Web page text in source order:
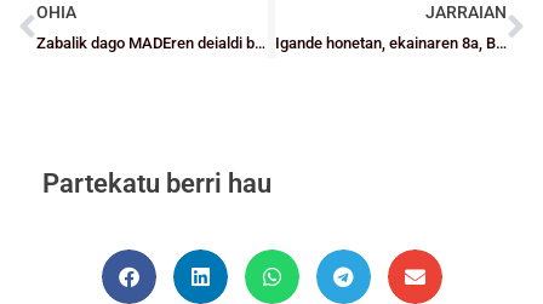
OHIA
Zabalik dago MADEren deialdi berrian izena emateko epea
JARRAIAN
Igande honetan, ekainaren 8a, Bizkaiko Mini, Haur eta Kadete mailako aurre-selekzioen deialdiak
Partekatu berri hau